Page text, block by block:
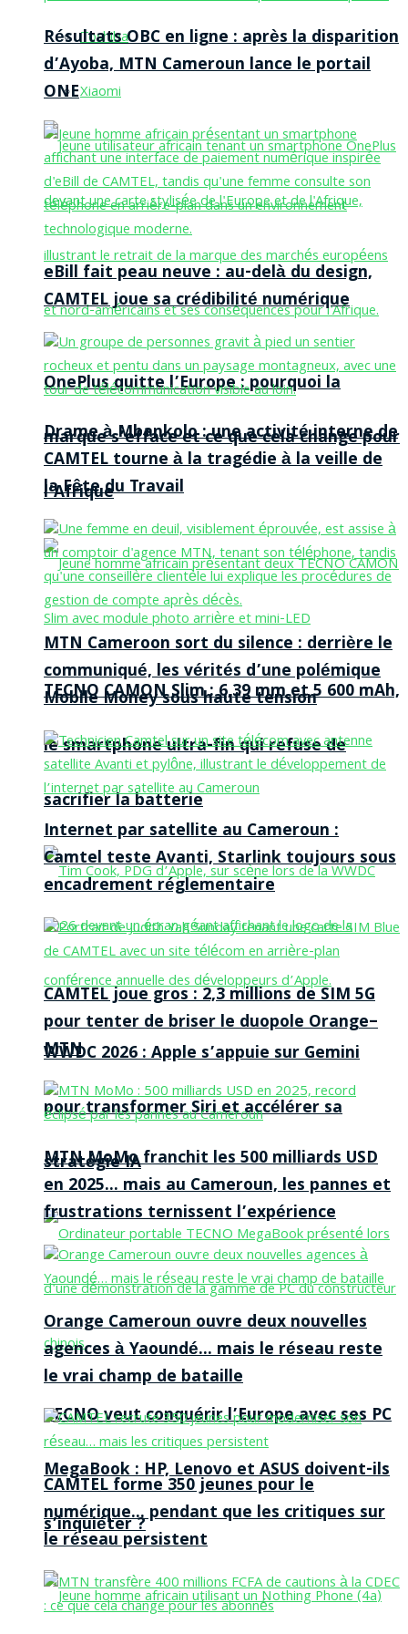
Toshiba
Xiaomi
OnePlus quitte l’Europe : pourquoi la
marque s’efface et ce que cela change pour
l’Afrique
TECNO CAMON Slim : 6,39 mm et 5 600 mAh,
le smartphone ultra-fin qui refuse de
sacrifier la batterie
WWDC 2026 : Apple s’appuie sur Gemini
pour transformer Siri et accélérer sa
stratégie IA
TECNO veut conquérir l’Europe avec ses PC
MegaBook : HP, Lenovo et ASUS doivent-ils
s’inquiéter ?
Résultats OBC en ligne : après la disparition
d’Ayoba, MTN Cameroun lance le portail
ONE
eBill fait peau neuve : au-delà du design,
CAMTEL joue sa crédibilité numérique
Drame à Mbankolo : une activité interne de
CAMTEL tourne à la tragédie à la veille de
la Fête du Travail
MTN Cameroon sort du silence : derrière le
communiqué, les vérités d’une polémique
Mobile Money sous haute tension
Internet par satellite au Cameroun :
Camtel teste Avanti, Starlink toujours sous
encadrement réglementaire
CAMTEL joue gros : 2,3 millions de SIM 5G
pour tenter de briser le duopole Orange–
MTN
MTN MoMo franchit les 500 milliards USD
en 2025… mais au Cameroun, les pannes et
frustrations ternissent l’expérience
Orange Cameroun ouvre deux nouvelles
agences à Yaoundé… mais le réseau reste
le vrai champ de bataille
CAMTEL forme 350 jeunes pour le
numérique… pendant que les critiques sur
le réseau persistent